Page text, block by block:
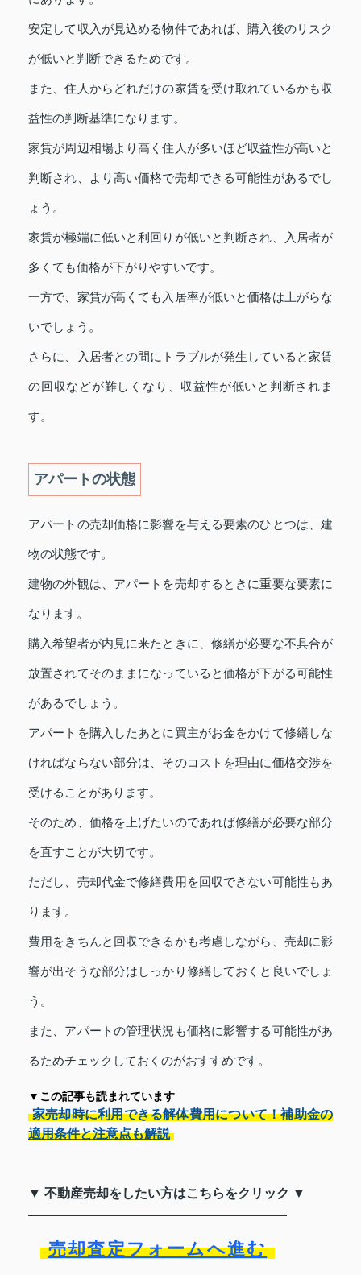
安定して収入が見込める物件であれば、購入後のリスク
が低いと判断できるためです。
また、住人からどれだけの家賃を受け取れているかも収
益性の判断基準になります。
家賃が周辺相場より高く住人が多いほど収益性が高いと
判断され、より高い価格で売却できる可能性があるでし
ょう。
家賃が極端に低いと利回りが低いと判断され、入居者が
多くても価格が下がりやすいです。
一方で、家賃が高くても入居率が低いと価格は上がらな
いでしょう。
さらに、入居者との間にトラブルが発生していると家賃
の回収などが難しくなり、収益性が低いと判断されま
す。
アパートの状態
アパートの売却価格に影響を与える要素のひとつは、建
物の状態です。
建物の外観は、アパートを売却するときに重要な要素に
なります。
購入希望者が内見に来たときに、修繕が必要な不具合が
放置されてそのままになっていると価格が下がる可能性
があるでしょう。
アパートを購入したあとに買主がお金をかけて修繕しな
ければならない部分は、そのコストを理由に価格交渉を
受けることがあります。
そのため、価格を上げたいのであれば修繕が必要な部分
を直すことが大切です。
ただし、売却代金で修繕費用を回収できない可能性もあ
ります。
費用をきちんと回収できるかも考慮しながら、売却に影
響が出そうな部分はしっかり修繕しておくと良いでしょ
う。
また、アパートの管理状況も価格に影響する可能性があ
るためチェックしておくのがおすすめです。
▼この記事も読まれています
家売却時に利用できる解体費用について！補助金の
適用条件と注意点も解説
▼ 不動産売却をしたい方はこちらをクリック ▼
売却査定フォームへ進む